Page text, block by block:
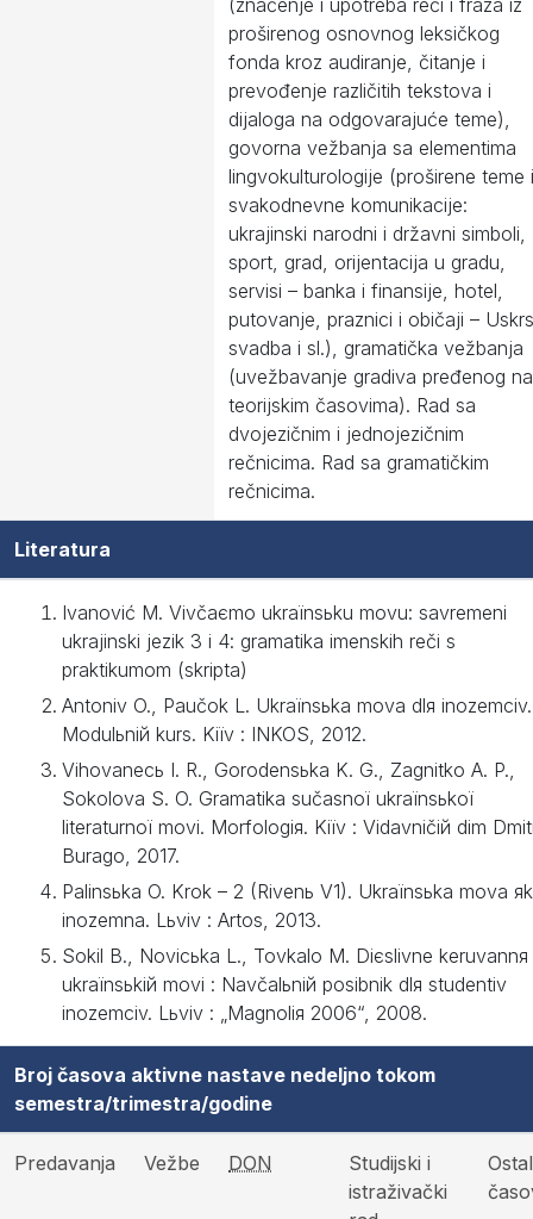
(značenje i upotreba reči i fraza iz
proširenog osnovnog leksičkog
fonda kroz audiranje, čitanje i
prevođenje različitih tekstova i
dijaloga na odgovarajuće teme),
govorna vežbanja sa elementima
lingvokulturologije (proširene teme
svakodnevne komunikacije:
ukrajinski narodni i državni simboli,
sport, grad, orijentacija u gradu,
servisi – banka i finansije, hotel,
putovanje, praznici i običaji –
svadba i sl.), gramatička vežbanja
(uvežbavanje gradiva pređenog na
teorijskim časovima). Rad sa
dvojezičnim i jednojezičnim
rečnicima. Rad sa gramatičkim
rečnicima.
Literatura
Ivanović M. Vivčaєmo ukraїnsьku movu: savremeni
ukrajinski jezik 3 i 4: gramatika imenskih reči s
praktikumom (skripta)
Antonіv O., Paučok L. Ukraїnsьka mova dlя іnozemcіv.
Modulьniй kurs. Kiїv : ІNKOS, 2012.
Vihovanecь І. R., Gorodensьka K. G., Zagnіtko A. P.,
Sokolova S. O. Gramatika sučasnoї ukraїnsьkoї
lіteraturnoї movi. Morfologія. Kiїv : Vidavničiй dіm
Burago, 2017.
Palіnsьka O. Krok – 2 (Rіvenь V1). Ukraїnsьka mova яk
іnozemna. Lьvіv : Artos, 2013.
Sokіl B., Novіcьka L., Tovkalo M. Dієslіvne
ukraїnsьkій movі : Navčalьniй posіbnik dlя studentіv
іnozemcіv. Lьvіv : „Magnolія 2006“, 2008.
Broj časova aktivne nastave nedeljno tokom
semestra/trimestra/godine
Predavanja Vežbe DON
Studijski i
istraživački